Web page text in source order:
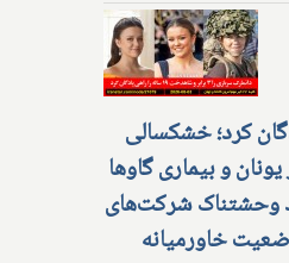
کرد؛ خشکسالی
و بیماری گاوها
وحشتناک شرکت‌های
خاورمیانه